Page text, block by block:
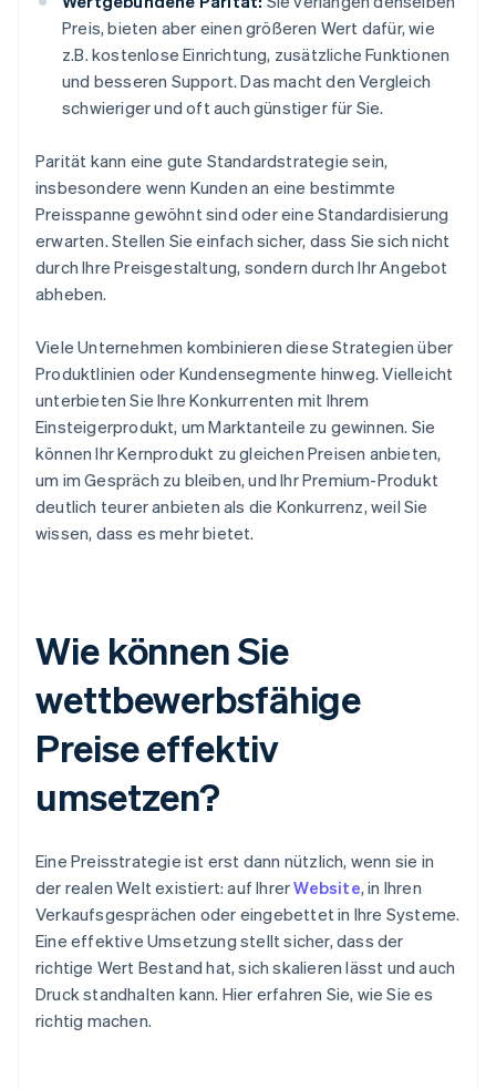
Preis, bieten aber einen größeren Wert dafür, wie
z.B. kostenlose Einrichtung, zusätzliche Funktionen
und besseren Support. Das macht den Vergleich
schwieriger und oft auch günstiger für Sie.
Parität kann eine gute Standardstrategie sein,
insbesondere wenn Kunden an eine bestimmte
Preisspanne gewöhnt sind oder eine Standardisierung
erwarten. Stellen Sie einfach sicher, dass Sie sich nicht
durch Ihre Preisgestaltung, sondern durch Ihr Angebot
abheben.
Viele Unternehmen kombinieren diese Strategien über
Produktlinien oder Kundensegmente hinweg. Vielleicht
unterbieten Sie Ihre Konkurrenten mit Ihrem
Einsteigerprodukt, um Marktanteile zu gewinnen. Sie
können Ihr Kernprodukt zu gleichen Preisen anbieten,
um im Gespräch zu bleiben, und Ihr Premium-Produkt
deutlich teurer anbieten als die Konkurrenz, weil Sie
wissen, dass es mehr bietet.
Wie können Sie
wettbewerbsfähige
Preise effektiv
umsetzen?
Eine Preisstrategie ist erst dann nützlich, wenn sie in
der realen Welt existiert: auf IhrerWebsite, in Ihren
Verkaufsgesprächen oder eingebettet in Ihre Systeme.
Eine effektive Umsetzung stellt sicher, dass der
richtige Wert Bestand hat, sich skalieren lässt und auch
Druck standhalten kann. Hier erfahren Sie, wie Sie es
richtig machen.